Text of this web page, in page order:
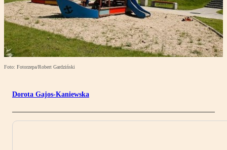
Foto: Fotorzepa/Robert Gardziński
Dorota Gajos-Kaniewska